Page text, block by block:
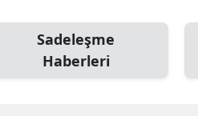
Sadeleşme
Haberleri